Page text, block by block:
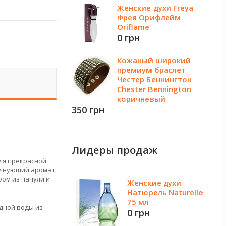
прекрасной
аромат,
из пачули и
воды из
Женские духи Freya
Фрея Орифлейм
Oriflame
0 грн
Кожаный широкий
премиум браслет
Честер Беннингтон
Chester Bennington
коричневый
350 грн
Лидеры продаж
Женские духи
Натюрель Naturelle
75 мл
0 грн